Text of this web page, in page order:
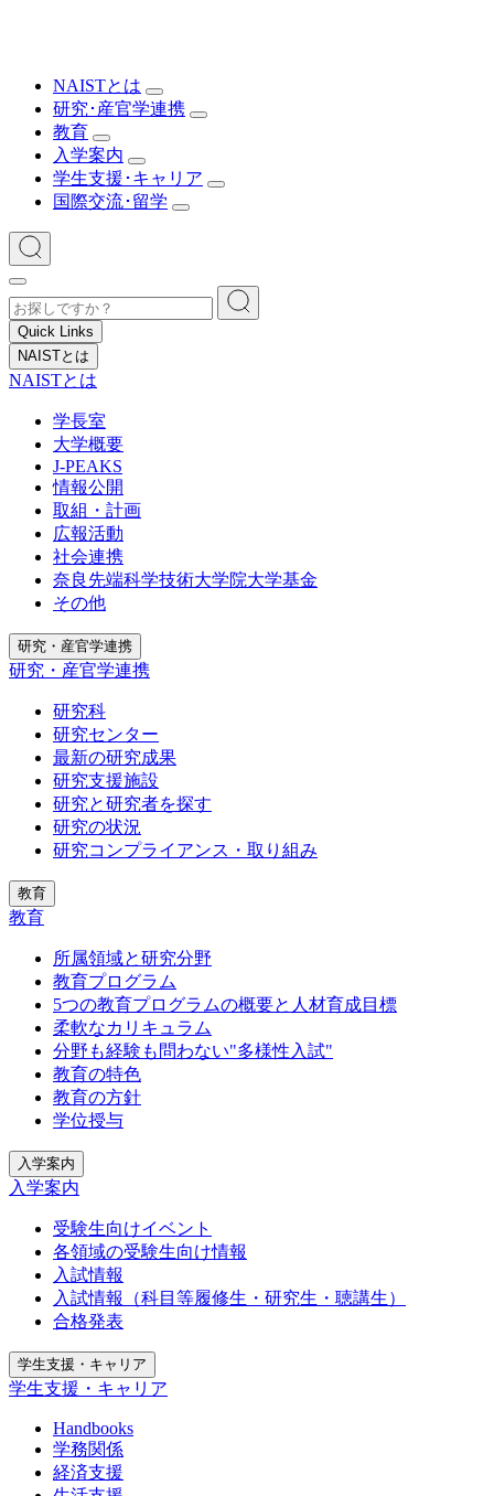
NAISTとは
研究･産官学連携
教育
入学案内
学生支援･キャリア
国際交流･留学
Quick Links
NAISTとは
NAISTとは
学長室
大学概要
J-PEAKS
情報公開
取組・計画
広報活動
社会連携
奈良先端科学技術大学院大学基金
その他
研究・産官学連携
研究・産官学連携
研究科
研究センター
最新の研究成果
研究支援施設
研究と研究者を探す
研究の状況
研究コンプライアンス・取り組み
教育
教育
所属領域と研究分野
教育プログラム
5つの教育プログラムの概要と人材育成目標
柔軟なカリキュラム
分野も経験も問わない"多様性入試"
教育の特色
教育の方針
学位授与
入学案内
入学案内
受験生向けイベント
各領域の受験生向け情報
入試情報
入試情報（科目等履修生・研究生・聴講生）
合格発表
学生支援・キャリア
学生支援・キャリア
Handbooks
学務関係
経済支援